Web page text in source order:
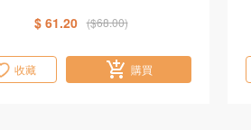
$ 61.20 ($68.00)
收藏 購買